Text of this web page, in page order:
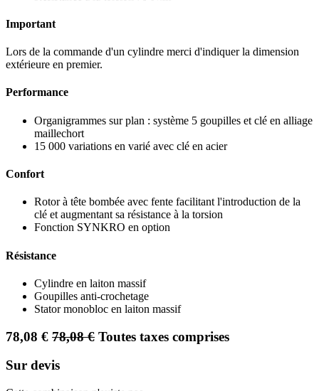
Important
Lors de la commande d'un cylindre merci d'indiquer la dimension
extérieure en premier.
Performance
Organigrammes sur plan : système 5 goupilles et clé en alliage
maillechort
15 000 variations en varié avec clé en acier
Confort
Rotor à tête bombée avec fente facilitant l'introduction de la
clé et augmentant sa résistance à la torsion
Fonction SYNKRO en option
Résistance
Cylindre en laiton massif
Goupilles anti-crochetage
Stator monobloc en laiton massif
78,08 € 78,08€ Toutes taxes comprises
Sur devis